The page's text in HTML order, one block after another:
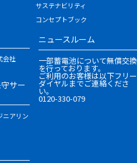
会社
サー
ニアリン
サステナビリティ
コンセプトブック
ニュースルーム
一部蓄電池について無償交換
を行っております。
ご利用のお客様は以下フリー
ダイヤルまでご連絡くださ
い。
0120-330-079